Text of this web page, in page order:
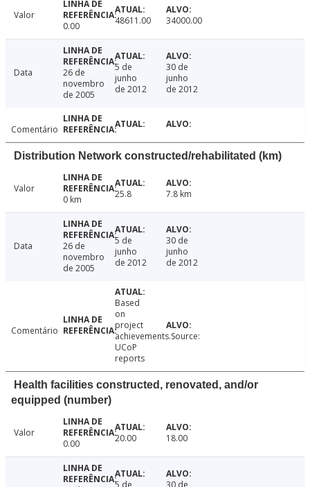
Valor
0.00
48611.00 34000.00
Data
26 de
novembro
de 2005
5 de
junho
de 2012
30 de
junho
de 2012
Comentário
Distribution Network constructed/rehabilitated (km)
Valor
0 km
25.8 7.8 km
Data
26 de
novembro
de 2005
5 de
junho
de 2012
30 de
junho
de 2012
Comentário
Based
on
project
achievements.Source:
UCoP
reports
Health facilities constructed, renovated, and/or
equipped (number)
Valor
0.00
20.00 18.00